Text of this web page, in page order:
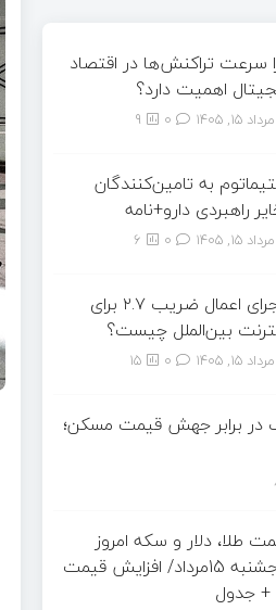
سرعت تراکنش‌ها در اقتصاد
اهمیت دارد؟
مرداد ۱۵, ۱۴۰۵ 9
به تامین‌کنندگان
راهبردی دارو+نامه
مرداد ۱۵, ۱۴۰۵ 6
ماجرای اعمال ضریب ۲.۷ برای
بین‌الملل چیست؟
مرداد ۱۵, ۱۴۰۵ 15
در برابر جهش قیمت مسکن؛
طلا، دلار و سکه امروز
پنجشنبه 15مرداد/ افزایش قیمت
+ جدول